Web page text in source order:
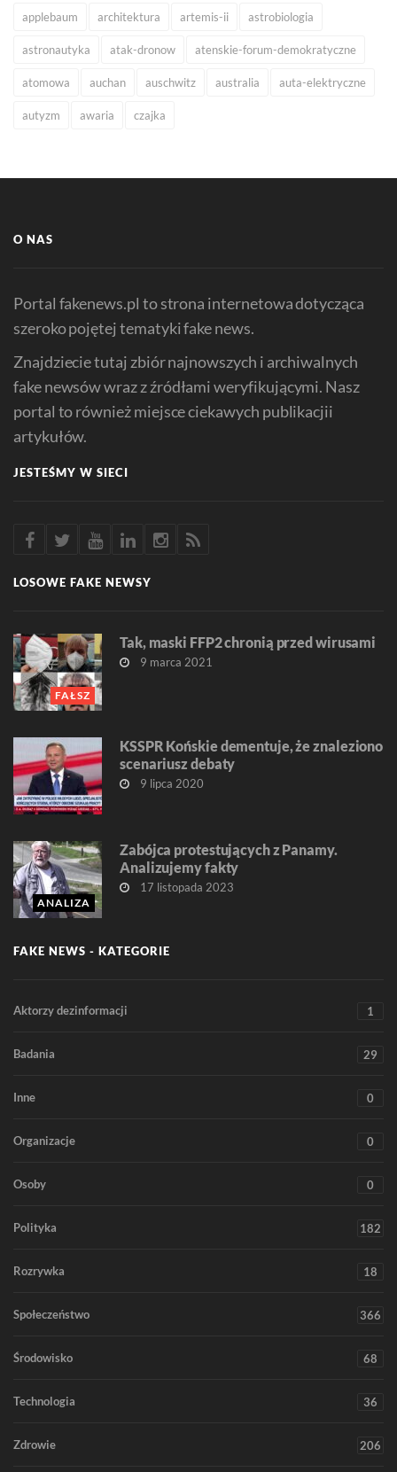
applebaum architektura artemis-ii astrobiologia
astronautyka atak-dronow atenskie-forum-demokratyczne
atomowa auchan auschwitz australia auta-elektryczne
autyzm awaria czajka
O NAS
Portal fakenews.pl to strona internetowa dotycząca
szeroko pojętej tematyki fake news.
Znajdziecie tutaj zbiór najnowszych i archiwalnych
fake newsów wraz z źródłami weryfikującymi. Nasz
portal to również miejsce ciekawych publikacjii
artykułów.
JESTEŚMY W SIECI
LOSOWE FAKE NEWSY
FAŁSZ
Tak, maski FFP2 chronią przed wirusami
9 marca 2021
KSSPR Końskie dementuje, że znaleziono
scenariusz debaty
9 lipca 2020
ANALIZA
Zabójca protestujących z Panamy.
Analizujemy fakty
17 listopada 2023
FAKE NEWS - KATEGORIE
Aktorzy dezinformacji 1
Badania 29
Inne 0
Organizacje 0
Osoby 0
Polityka 182
Rozrywka 18
Społeczeństwo 366
Środowisko 68
Technologia 36
Zdrowie 206